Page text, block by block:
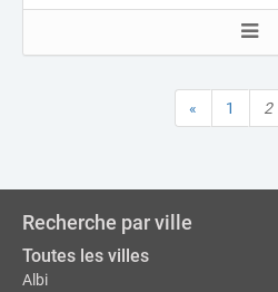
« 1 2
Recherche par ville
Toutes les villes
Albi